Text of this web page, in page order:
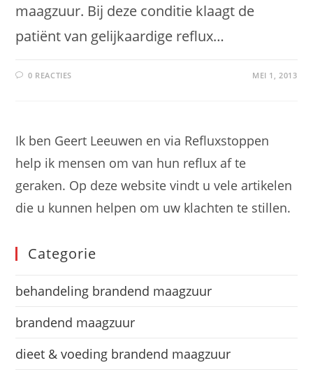
maagzuur. Bij deze conditie klaagt de
patiënt van gelijkaardige reflux…
0 REACTIES MEI 1, 2013
Ik ben Geert Leeuwen en via Refluxstoppen
help ik mensen om van hun reflux af te
geraken. Op deze website vindt u vele artikelen
die u kunnen helpen om uw klachten te stillen.
Categorie
behandeling brandend maagzuur
brandend maagzuur
dieet & voeding brandend maagzuur